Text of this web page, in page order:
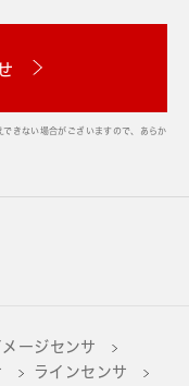
きない場合がございますので、あらか
メージセンサ
ラインセンサ